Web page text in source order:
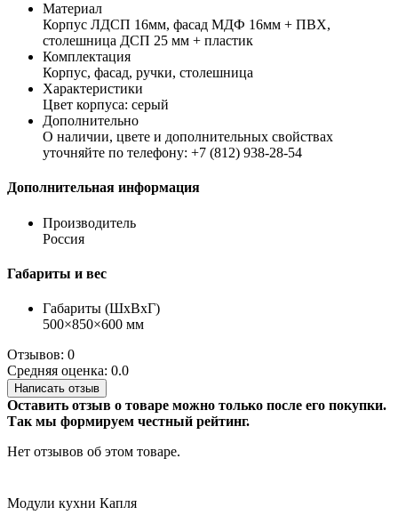
Материал
Корпус ЛДСП 16мм, фасад МДФ 16мм + ПВХ,
столешница ДСП 25 мм + пластик
Комплектация
Корпус, фасад, ручки, столешница
Характеристики
Цвет корпуса: серый
Дополнительно
О наличии, цвете и дополнительных свойствах
уточняйте по телефону: +7 (812) 938-28-54
Дополнительная информация
Производитель
Россия
Габариты и вес
Габариты (ШхВхГ)
500×850×600 мм
Отзывов: 0
Средняя оценка: 0.0
Написать отзыв
Оставить отзыв о товаре можно только после его покупки.
Так мы формируем честный рейтинг.
Нет отзывов об этом товаре.
Модули кухни Капля